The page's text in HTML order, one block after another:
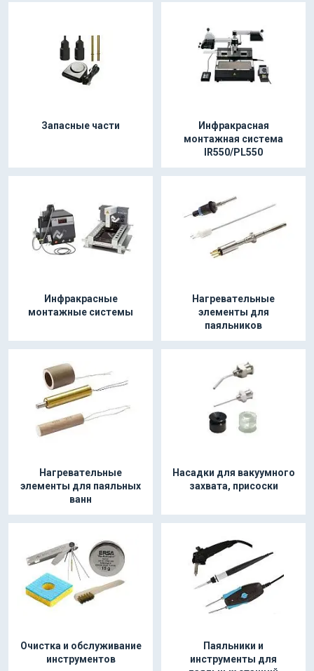
Запасные части
Инфракрасная
монтажная система
IR550/PL550
Инфракрасные
монтажные системы
Нагревательные
элементы для
паяльников
Нагревательные
элементы для паяльных
ванн
Насадки для вакуумного
захвата, присоски
Очистка и обслуживание
инструментов
Паяльники и
инструменты для